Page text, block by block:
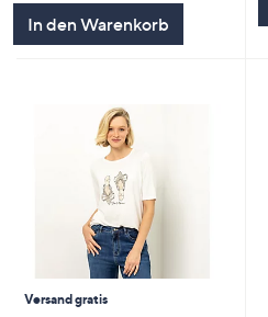
In den Warenkorb
Versand gratis